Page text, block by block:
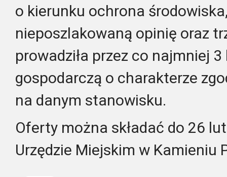
o kierunku ochrona
nieposzlakowaną opinię oraz
prowadziła przez co najmniej
gospodarczą o charakterze
na danym stanowisku.
Oferty można składać do 26
Urzędzie Miejskim w Kamieniu